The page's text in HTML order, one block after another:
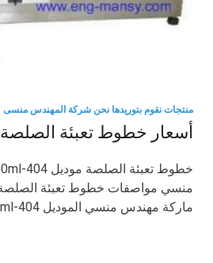
منتجات نقوم بتوريدها نحن شركة المهندس منسى
أسعار خطوط تعبئة الصلصة
ماركة مهندس منسي الموديل 404-100ml ماركة …